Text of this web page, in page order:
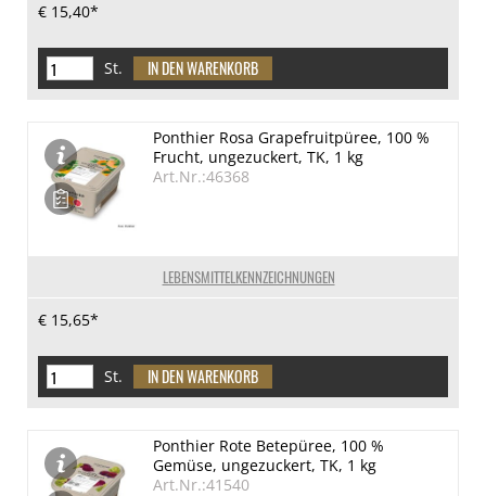
€ 15,40*
St.
LEBENSMITTELKENNZEICHNUNGEN
Ponthier Rosa Grapefruitpüree, 100 %
Frucht, ungezuckert, TK, 1 kg
Art.Nr.:46368
€ 15,65*
St.
Ponthier Rote Betepüree, 100 %
Gemüse, ungezuckert, TK, 1 kg
Art.Nr.:41540